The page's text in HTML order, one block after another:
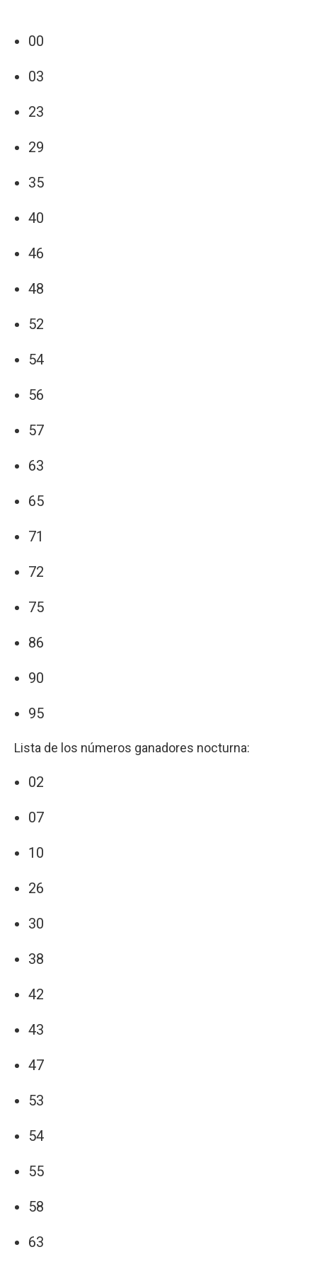
00
03
23
29
35
40
46
48
52
54
56
57
63
65
71
72
75
86
90
95
Lista de los números ganadores nocturna:
02
07
10
26
30
38
42
43
47
53
54
55
58
63